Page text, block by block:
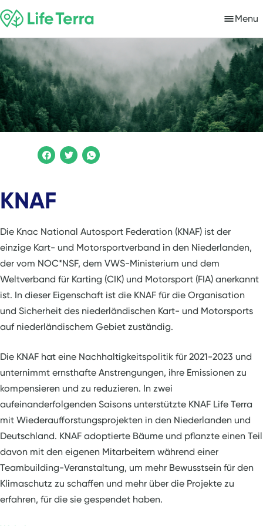
Menu
KNAF
Die Knac National Autosport Federation (KNAF) ist der
einzige Kart- und Motorsportverband in den Niederlanden,
der vom NOC*NSF, dem VWS-Ministerium und dem
Weltverband für Karting (CIK) und Motorsport (FIA) anerkannt
ist. In dieser Eigenschaft ist die KNAF für die Organisation
und Sicherheit des niederländischen Kart- und Motorsports
auf niederländischem Gebiet zuständig.
Die KNAF hat eine Nachhaltigkeitspolitik für 2021-2023 und
unternimmt ernsthafte Anstrengungen, ihre Emissionen zu
kompensieren und zu reduzieren. In zwei
aufeinanderfolgenden Saisons unterstützte KNAF Life Terra
mit Wiederaufforstungsprojekten in den Niederlanden und
Deutschland. KNAF adoptierte Bäume und pflanzte einen Teil
davon mit den eigenen Mitarbeitern während einer
Teambuilding-Veranstaltung, um mehr Bewusstsein für den
Klimaschutz zu schaffen und mehr über die Projekte zu
erfahren, für die sie gespendet haben.